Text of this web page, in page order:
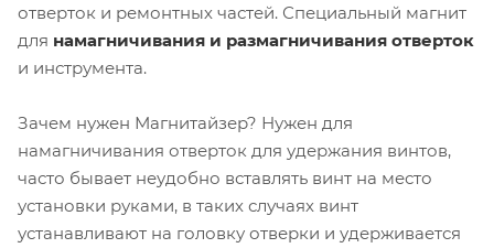
отверток и ремонтных частей. Специальный магнит
для намагничивания и размагничивания отверток
и инструмента.
Зачем нужен Магнитайзер? Нужен для
намагничивания отверток для удержания винтов,
часто бывает неудобно вставлять винт на место
установки руками, в таких случаях винт
устанавливают на головку отверки и удерживается